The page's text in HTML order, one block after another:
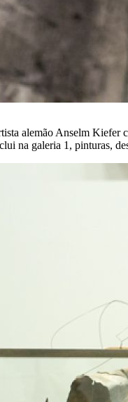
alemão Anselm Kiefer
na galeria 1, pinturas,